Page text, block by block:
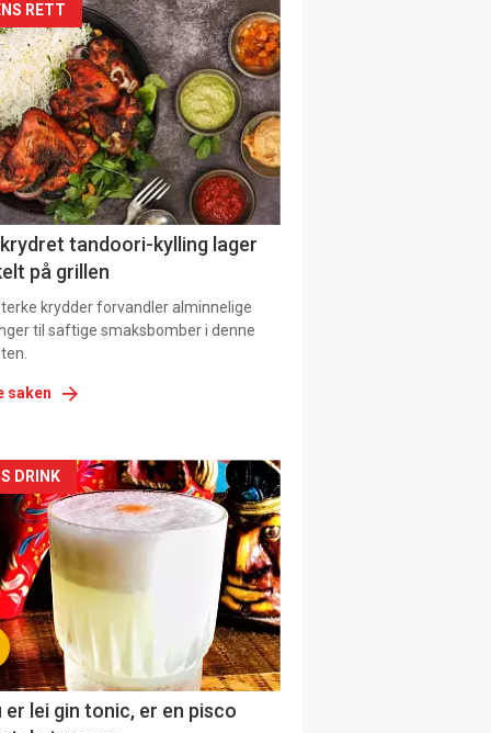
RETT
tandoori-kylling lager
på grillen
krydder forvandler alminnelige
til saftige smaksbomber i denne
saken
DRINK
er lei gin tonic, er en pisco